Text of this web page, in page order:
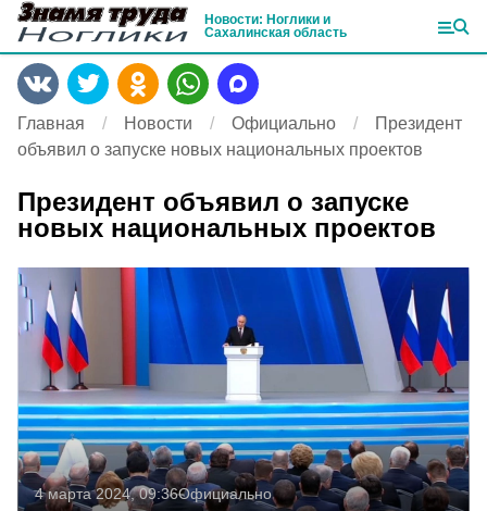
Новости: Ноглики и
Сахалинская область
Главная Новости Официально
Президент
объявил о запуске новых национальных проектов
Президент объявил о запуске
новых национальных проектов
4 марта 2024, 09:36Официально